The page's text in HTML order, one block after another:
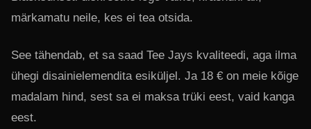
märkamatu neile, kes ei tea otsida.
See tähendab, et sa saad Tee Jays kvaliteedi, aga ilma
ühegi disainielemendita esiküljel. Ja 18 € on meie kõige
madalam hind, sest sa ei maksa trüki eest, vaid kanga
eest.